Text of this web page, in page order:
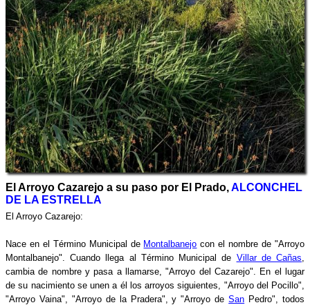
El Arroyo Cazarejo a su paso por El Prado,ALCONCHEL
DE LA ESTRELLA
El Arroyo Cazarejo:
Nace en el Término Municipal de Montalbanejo con el nombre de "Arroyo
Montalbanejo". Cuando llega al Término Municipal de Villar de Cañas
cambia de nombre y pasa a llamarse, "Arroyo del Cazarejo". En el lugar
de su nacimiento se unen a él los arroyos siguientes, "Arroyo del Pocillo",
"Arroyo Vaina", "Arroyo de la Pradera", y "Arroyo deSan Pedro", todos